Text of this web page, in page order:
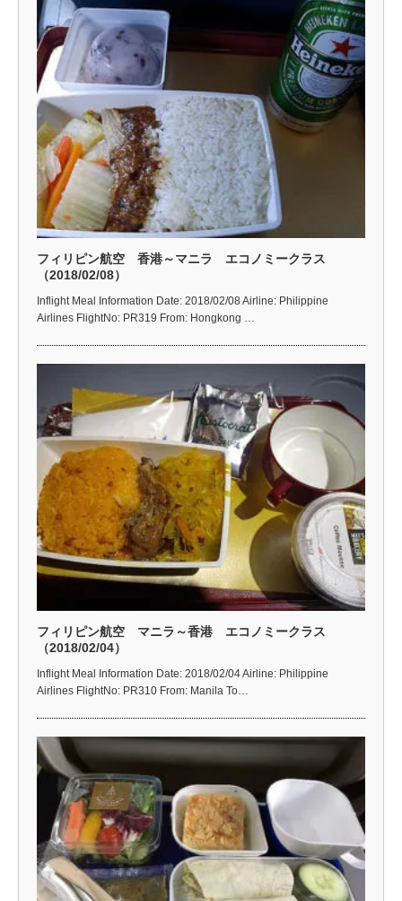
フィリピン航空 香港～マニラ エコノミークラス
（2018/02/08）
Inflight Meal Information Date: 2018/02/08 Airline: Philippine
Airlines FlightNo: PR319 From: Hongkong …
フィリピン航空 マニラ～香港 エコノミークラス
（2018/02/04）
Inflight Meal Information Date: 2018/02/04 Airline: Philippine
Airlines FlightNo: PR310 From: Manila To…